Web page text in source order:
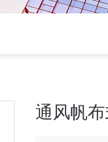
通风帆